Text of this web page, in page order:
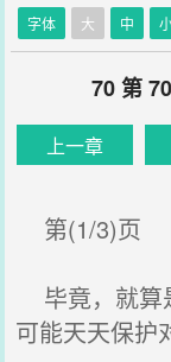
字体 大 中
70 第
上一章
第(1/3)页
毕竟，就算
可能天天保护